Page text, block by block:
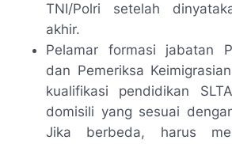
TNI/Polri setelah
akhir.
Pelamar formasi jabatan
dan Pemeriksa
kualifikasi pendidikan
domisili yang sesuai
Jika berbeda, harus